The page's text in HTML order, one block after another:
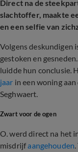
Direct na de
slachtoffer, maakte
en een selfie van
Volgens deskundigen
gestoken en
luidde hun conclusie.
jaar in een woning
Seghwaert.
Zwart voor de ogen
O. werd direct na het
misdrijfaangehouden